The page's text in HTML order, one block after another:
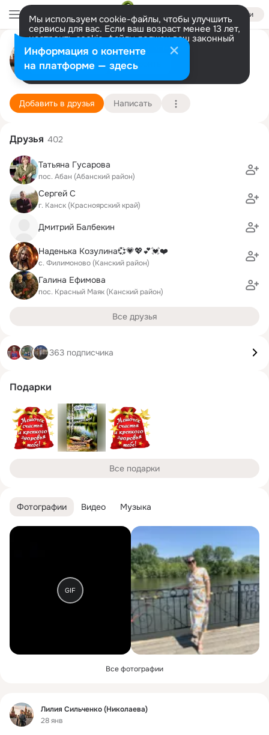
Войти
Мы используем cookie-файлы, чтобы улучшить
сервисы для вас. Если ваш возраст менее 13 лет,
настроить cookie-файлы должен ваш законный
представитель. Больше информации
Разрешить все Настроить
Лилия Сильченко (Николаева)
Филимоново
Подробнее
Добавить в друзья Написать
Фотографии Видео Музыка
GIF
Все фотографии
Фид
Лилия Сильченко (Николаева)
28 янв
Друзья 402
Татьяна Гусарова
пос. Абан (Абанский район)
Сергей С
г. Канск (Красноярский край)
Дмитрий Балбекин
Наденька Козулина💞💗💖💕💓❤️
с. Филимоново (Канский район)
Галина Ефимова
пос. Красный Маяк (Канский район)
Все друзья
363 подписчика
Подарки
Все подарки
Информация о контенте
на платформе — здесь